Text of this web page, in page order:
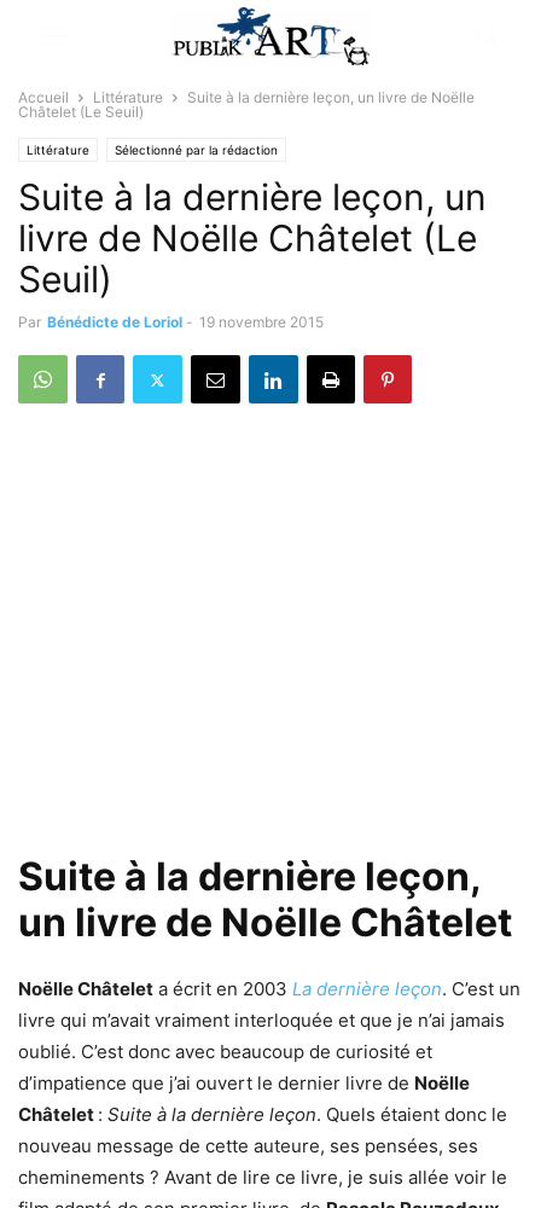
Accueil Littérature
Suite à la dernière leçon, un livre de Noëlle
Châtelet (Le Seuil)
Littérature Sélectionné par la rédaction
Suite à la dernière leçon, un
livre de Noëlle Châtelet (Le
Seuil)
Par Bénédicte de Loriol - 19 novembre 2015
Suite à la dernière leçon,
un livre de Noëlle Châtelet
Noëlle Châtelet a écrit en 2003 La dernière leçon. C’est un
livre qui m’avait vraiment interloquée et que je n’ai jamais
oublié. C’est donc avec beaucoup de curiosité et
d’impatience que j’ai ouvert le dernier livre de Noëlle
Châtelet : Suite à la dernière leçon. Quels étaient donc le
nouveau message de cette auteure, ses pensées, ses
cheminements ? Avant de lire ce livre, je suis allée voir le